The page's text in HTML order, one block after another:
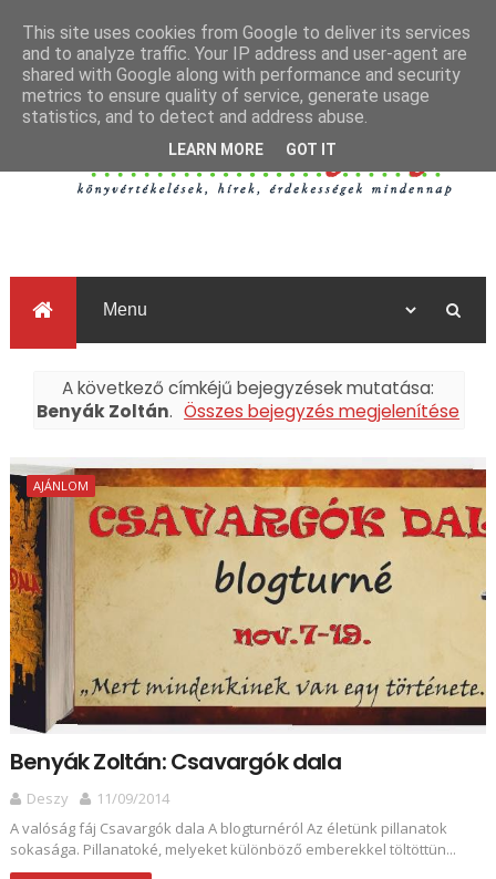
A következő címkéjű bejegyzések mutatása:
Benyák Zoltán. Összes bejegyzés megjelenítése
AJÁNLOM
Benyák Zoltán: Csavargók dala
Deszy
11/09/2014
A valóság fáj Csavargók dala A blogturnéról Az életünk pillanatok
sokasága. Pillanatoké, melyeket különböző emberekkel töltöttün...
This site uses cookies from Google to deliver its services
and to analyze traffic. Your IP address and user-agent are
shared with Google along with performance and security
metrics to ensure quality of service, generate usage
statistics, and to detect and address abuse.
LEARN MORE GOT IT